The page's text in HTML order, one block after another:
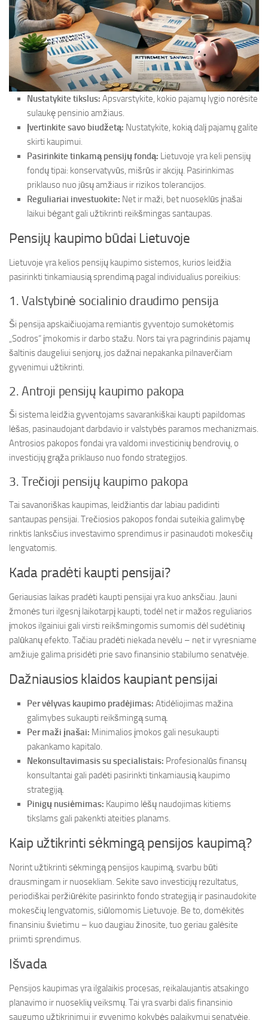
Nustatykite tikslus: Apsvarstykite, kokio pajamų lygio norėsite
sulaukę pensinio amžiaus.
Įvertinkite savo biudžetą: Nustatykite, kokią dalį pajamų galite
skirti kaupimui.
Pasirinkite tinkamą pensijų fondą: Lietuvoje yra keli pensijų
fondų tipai: konservatyvūs, mišrūs ir akcijų. Pasirinkimas
priklauso nuo jūsų amžiaus ir rizikos tolerancijos.
Reguliariai investuokite: Net ir maži, bet nuoseklūs įnašai
laikui bėgant gali užtikrinti reikšmingas santaupas.
Pensijų kaupimo būdai Lietuvoje
Lietuvoje yra kelios pensijų kaupimo sistemos, kurios leidžia
pasirinkti tinkamiausią sprendimą pagal individualius poreikius:
1. Valstybinė socialinio draudimo pensija
Ši pensija apskaičiuojama remiantis gyventojo sumokėtomis
„Sodros“ įmokomis ir darbo stažu. Nors tai yra pagrindinis pajamų
šaltinis daugeliui senjorų, jos dažnai nepakanka pilnaverčiam
gyvenimui užtikrinti.
2. Antroji pensijų kaupimo pakopa
Ši sistema leidžia gyventojams savarankiškai kaupti papildomas
lėšas, pasinaudojant darbdavio ir valstybės paramos mechanizmais.
Antrosios pakopos fondai yra valdomi investicinių bendrovių, o
investicijų grąža priklauso nuo fondo strategijos.
3. Trečioji pensijų kaupimo pakopa
Tai savanoriškas kaupimas, leidžiantis dar labiau padidinti
santaupas pensijai. Trečiosios pakopos fondai suteikia galimybę
rinktis lanksčius investavimo sprendimus ir pasinaudoti mokesčių
lengvatomis.
Kada pradėti kaupti pensijai?
Geriausias laikas pradėti kaupti pensijai yra kuo anksčiau. Jauni
žmonės turi ilgesnį laikotarpį kaupti, todėl net ir mažos reguliarios
įmokos ilgainiui gali virsti reikšmingomis sumomis dėl sudėtinių
palūkanų efekto. Tačiau pradėti niekada nevėlu – net ir vyresniame
amžiuje galima prisidėti prie savo finansinio stabilumo senatvėje.
Dažniausios klaidos kaupiant pensijai
Per vėlyvas kaupimo pradėjimas: Atidėliojimas mažina
galimybes sukaupti reikšmingą sumą.
Per maži įnašai: Minimalios įmokos gali nesukaupti
pakankamo kapitalo.
Nekonsultavimasis su specialistais: Profesionalūs finansų
konsultantai gali padėti pasirinkti tinkamiausią kaupimo
strategiją.
Pinigų nusiėmimas: Kaupimo lėšų naudojimas kitiems
tikslams gali pakenkti ateities planams.
Kaip užtikrinti sėkmingą pensijos kaupimą?
Norint užtikrinti sėkmingą pensijos kaupimą, svarbu būti
drausmingam ir nuosekliam. Sekite savo investicijų rezultatus,
periodiškai peržiūrėkite pasirinkto fondo strategiją ir pasinaudokite
mokesčių lengvatomis, siūlomomis Lietuvoje. Be to, domėkitės
finansiniu švietimu – kuo daugiau žinosite, tuo geriau galėsite
priimti sprendimus.
Išvada
Pensijos kaupimas yra ilgalaikis procesas, reikalaujantis atsakingo
planavimo ir nuoseklių veiksmų. Tai yra svarbi dalis finansinio
saugumo užtikrinimui ir gyvenimo kokybės palaikymui senatvėje.